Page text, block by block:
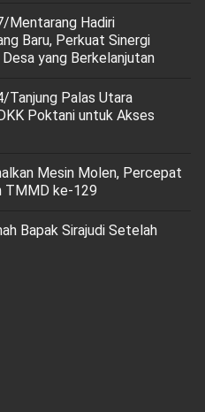
Mentarang Hadiri
Baru, Perkuat Sinergi
yang Berkelanjutan
Tanjung Palas Utara
Poktani untuk Akses
Mesin Molen, Percepat
TMMD ke-129
Bapak Sirajudi Setelah